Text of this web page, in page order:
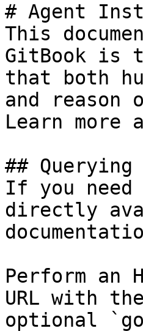
# Agent
This
GitBook is
that both
and
Learn more
## Querying
If you
directly
Perform an
URL with
optional